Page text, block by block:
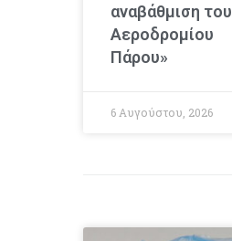
αναβάθμιση του
Αεροδρομίου
Πάρου»
6 Αυγούστου, 2026